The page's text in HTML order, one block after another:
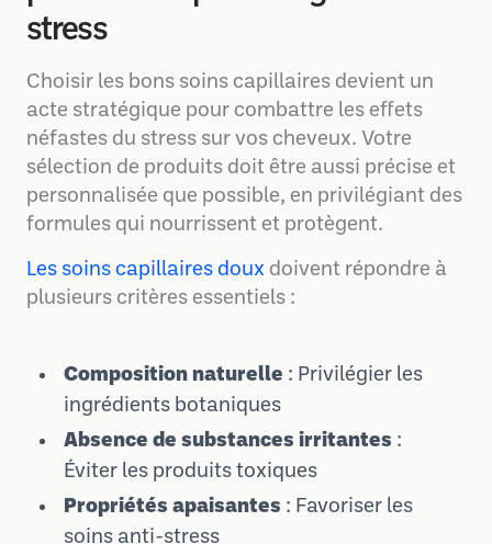
stress
Choisir les bons soins capillaires devient un
acte stratégique pour combattre les effets
néfastes du stress sur vos cheveux. Votre
sélection de produits doit être aussi précise et
personnalisée que possible, en privilégiant des
formules qui nourrissent et protègent.
Les soins capillaires doux doivent répondre à
plusieurs critères essentiels :
Composition naturelle : Privilégier les
ingrédients botaniques
Absence de substances irritantes :
Éviter les produits toxiques
Propriétés apaisantes : Favoriser les
soins anti-stress